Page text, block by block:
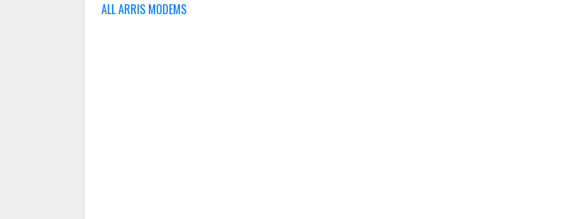
ALL ARRIS MODEMS